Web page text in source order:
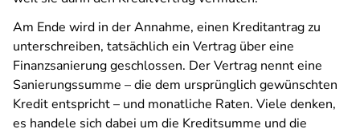
Am Ende wird in der Annahme, einen Kreditantrag zu
unterschreiben, tatsächlich ein Vertrag über eine
Finanzsanierung geschlossen. Der Vertrag nennt eine
Sanierungssumme – die dem ursprünglich gewünschten
Kredit entspricht – und monatliche Raten. Viele denken,
es handele sich dabei um die Kreditsumme und die